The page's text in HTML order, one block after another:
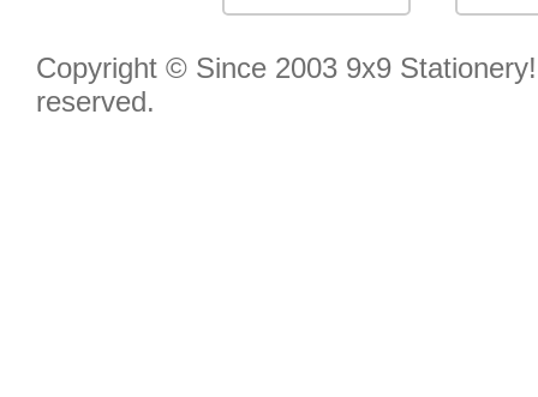
Copyright © Since 2003 9x9
reserved.